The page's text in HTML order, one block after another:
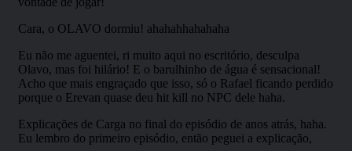
– Gustavo PL (ouvinte) –
“O melhor podcast no quesito RPG – Muito bom